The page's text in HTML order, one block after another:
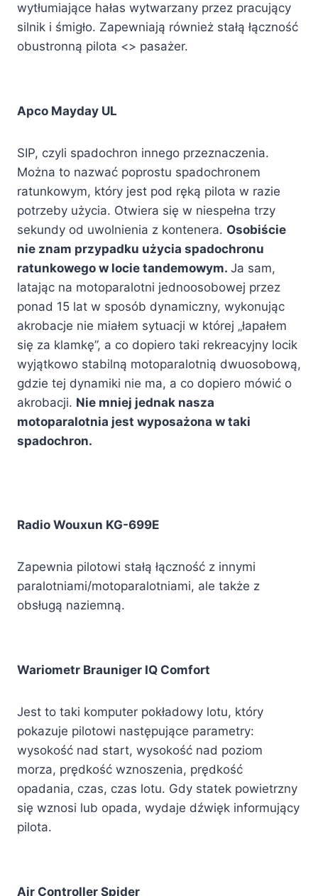
wytłumiające hałas wytwarzany przez pracujący
silnik i śmigło. Zapewniają również stałą łączność
obustronną pilota <> pasażer.
Apco Mayday UL
SIP, czyli spadochron innego przeznaczenia.
Można to nazwać poprostu spadochronem
ratunkowym, który jest pod ręką pilota w razie
potrzeby użycia. Otwiera się w niespełna trzy
sekundy od uwolnienia z kontenera. Osobiście
nie znam przypadku użycia spadochronu
ratunkowego w locie tandemowym. Ja sam,
latając na motoparalotni jednoosobowej przez
ponad 15 lat w sposób dynamiczny, wykonując
akrobacje nie miałem sytuacji w której „łapałem
się za klamkę”, a co dopiero taki rekreacyjny locik
wyjątkowo stabilną motoparalotnią dwuosobową,
gdzie tej dynamiki nie ma, a co dopiero mówić o
akrobacji. Nie mniej jednak nasza
motoparalotnia jest wyposażona w taki
spadochron.
Radio Wouxun KG-699E
Zapewnia pilotowi stałą łączność z innymi
paralotniami/motoparalotniami, ale także z
obsługą naziemną.
Wariometr Brauniger IQ Comfort
Jest to taki komputer pokładowy lotu, który
pokazuje pilotowi następujące parametry:
wysokość nad start, wysokość nad poziom
morza, prędkość wznoszenia, prędkość
opadania, czas, czas lotu. Gdy statek powietrzny
się wznosi lub opada, wydaje dźwięk informujący
pilota.
Air Controller Spider